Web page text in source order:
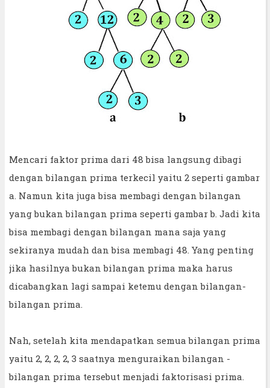
Mencari faktor prima dari 48 bisa langsung dibagi
dengan bilangan prima terkecil yaitu 2 seperti gambar
a. Namun kita juga bisa membagi dengan bilangan
yang bukan bilangan prima seperti gambar b. Jadi kita
bisa membagi dengan bilangan mana saja yang
sekiranya mudah dan bisa membagi 48. Yang penting
jika hasilnya bukan bilangan prima maka harus
dicabangkan lagi sampai ketemu dengan bilangan-
bilangan prima.
Nah, setelah kita mendapatkan semua bilangan prima
yaitu 2, 2, 2, 2, 3 saatnya menguraikan bilangan -
bilangan prima tersebut menjadi faktorisasi prima.